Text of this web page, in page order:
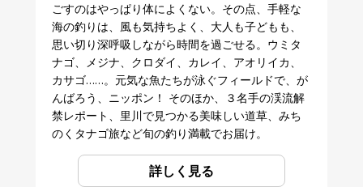
ごすのはやっぱり体によくない。その点、手軽な
海の釣りは、風も気持ちよく、大人も子どもも、
思い切り深呼吸しながら時間を過ごせる。ウミタ
ナゴ、メジナ、クロダイ、カレイ、アオリイカ、
カサゴ……。元気な魚たちが泳ぐフィールドで、が
んばろう、ニッポン！ そのほか、３名手の渓流解
禁レポート、里川で見つかる美味しい道草、みち
のくタナゴ旅など旬の釣り満載でお届け。
詳しく見る